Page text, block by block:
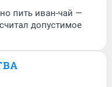
пить иван-чай —
допустимое